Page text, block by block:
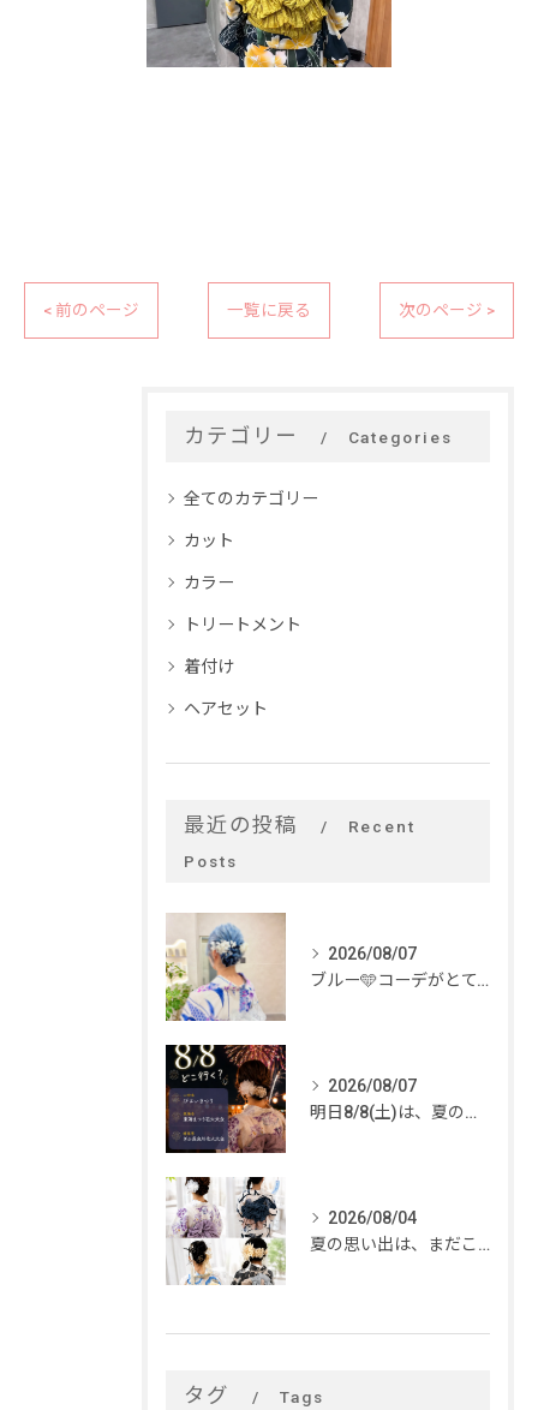
< 前のページ 一覧に戻る 次のページ >
カテゴリー Categories
全てのカテゴリー
カット
カラー
トリートメント
着付け
ヘアセット
最近の投稿
Recent
Posts
2026/08/07
ブルー🩵コーデがとてもお似合いでした✨
2026/08/07
明日8/8(土)は、夏のイベントがいっぱい🎆
2026/08/04
夏の思い出は、まだこれから。
タグ Tags